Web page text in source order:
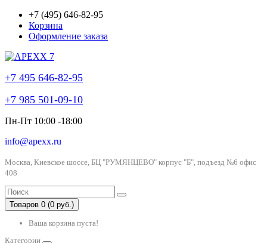
+7 (495) 646-82-95
Корзина
Оформление заказа
+7 495 646-82-95
+7 985 501-09-10
Пн-Пт 10:00 -18:00
info@apexx.ru
Москва, Киевское шоссе, БЦ "РУМЯНЦЕВО" корпус "Б", подъезд №6 офис
408
Товаров 0 (0 руб.)
Ваша корзина пуста!
Категории